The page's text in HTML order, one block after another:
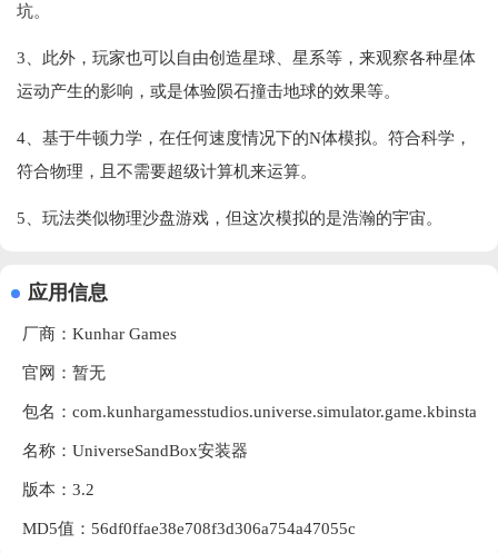
坑。
3、此外，玩家也可以自由创造星球、星系等，来观察各种星体
运动产生的影响，或是体验陨石撞击地球的效果等。
4、基于牛顿力学，在任何速度情况下的N体模拟。符合科学，
符合物理，且不需要超级计算机来运算。
5、玩法类似物理沙盘游戏，但这次模拟的是浩瀚的宇宙。
应用信息
厂商： Kunhar Games
官网：暂无
包名：com.kunhargamesstudios.universe.simulator.game.kbinstaller
名称：UniverseSandBox安装器
版本：3.2
MD5值：56df0ffae38e708f3d306a754a47055c